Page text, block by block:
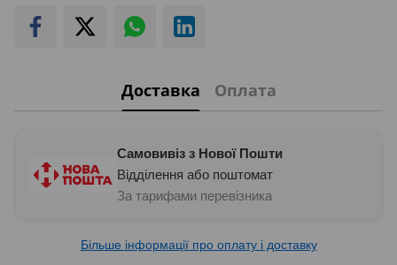
Доставка Оплата
Самовивіз з Нової Пошти
Відділення або поштомат
За тарифами перевізника
Більше інформації про оплату і доставку